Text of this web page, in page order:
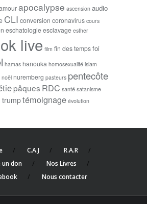
apocalypse ascension audio
CLI conversion coronavirus cours
eschatologieesclavage esther
live film fin des tempsfoi
hamas hanouka homosexualité islam
noël nuremberg pasteurs pentecôte
pâques RDC santé satanisme
trumptémoignage évolution
C.A.J
R.A.R
un don
Nos Livres
Nous contacter